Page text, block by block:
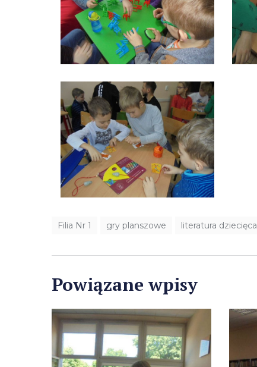
Filia Nr 1 gry planszowe literatura dziecięca
Powiązane wpisy